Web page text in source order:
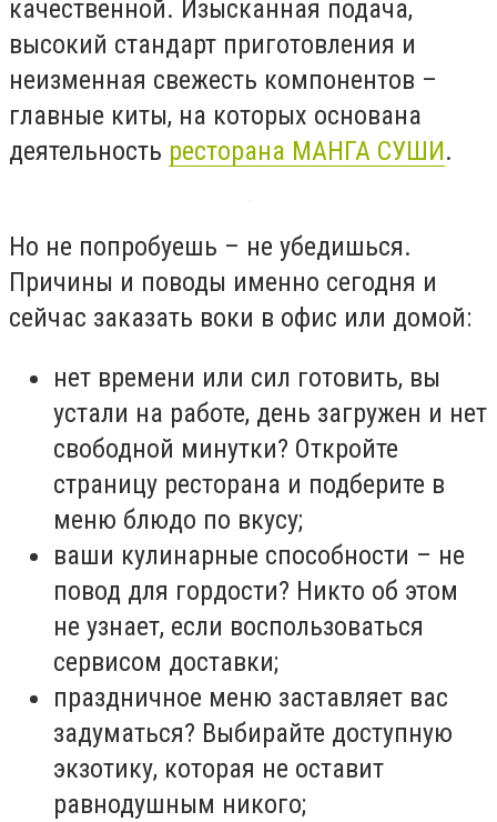
качественной. Изысканная подача,
высокий стандарт приготовления и
неизменная свежесть компонентов –
главные киты, на которых основана
деятельность ресторана МАНГА СУШИ.
Но не попробуешь – не убедишься.
Причины и поводы именно сегодня и
сейчас заказать воки в офис или домой:
нет времени или сил готовить, вы
устали на работе, день загружен и нет
свободной минутки? Откройте
страницу ресторана и подберите в
меню блюдо по вкусу;
ваши кулинарные способности – не
повод для гордости? Никто об этом
не узнает, если воспользоваться
сервисом доставки;
праздничное меню заставляет вас
задуматься? Выбирайте доступную
экзотику, которая не оставит
равнодушным никого;